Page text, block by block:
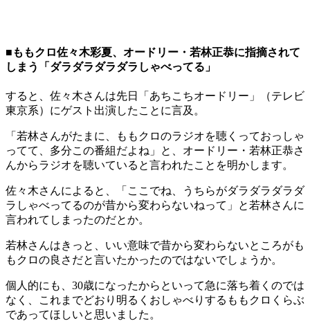
■ももクロ佐々木彩夏、オードリー・若林正恭に指摘されて
しまう「ダラダラダラダラしゃべってる」
すると、佐々木さんは先日「あちこちオードリー」（テレビ
東京系）にゲスト出演したことに言及。
「若林さんがたまに、ももクロのラジオを聴くっておっしゃ
ってて、多分この番組だよね」と、オードリー・若林正恭さ
んからラジオを聴いていると言われたことを明かします。
佐々木さんによると、「ここでね、うちらがダラダラダラダ
ラしゃべってるのが昔から変わらないねって」と若林さんに
言われてしまったのだとか。
若林さんはきっと、いい意味で昔から変わらないところがも
もクロの良さだと言いたかったのではないでしょうか。
個人的にも、30歳になったからといって急に落ち着くのでは
なく、これまでどおり明るくおしゃべりするももクロくらぶ
であってほしいと思いました。